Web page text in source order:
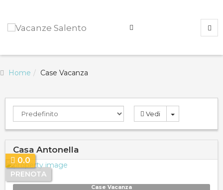
Home Case Vacanza
Vedi
Casa Antonella
PRENOTA
0.0
Case Vacanza